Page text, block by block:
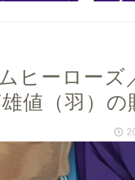
ヒーローズ
値（羽）の